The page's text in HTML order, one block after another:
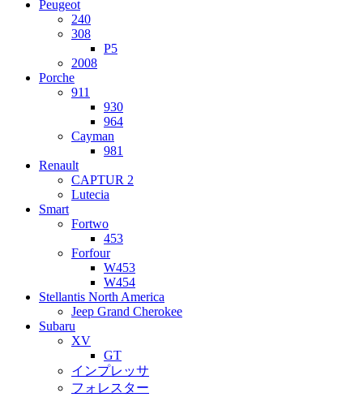
Peugeot
240
308
P5
2008
Porche
911
930
964
Cayman
981
Renault
CAPTUR 2
Lutecia
Smart
Fortwo
453
Forfour
W453
W454
Stellantis North America
Jeep Grand Cherokee
Subaru
XV
GT
インプレッサ
フォレスター